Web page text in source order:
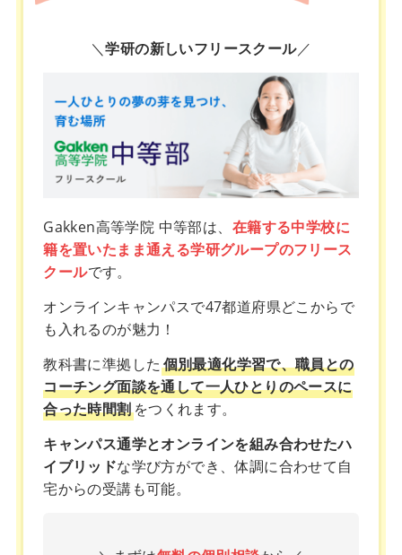
＼学研の新しいフリースクール／
Gakken高等学院 中等部は、 在籍する中学校に
籍を置いたまま通える学研グループのフリース
クールです。
オンラインキャンパスで47都道府県どこからで
も入れるのが魅力！
教科書に準拠した 個別最適化学習で、職員との
コーチング面談を通して一人ひとりのペースに
合った時間割をつくれます。
キャンパス通学とオンラインを組み合わせたハ
イブリッドな学び方ができ、体調に合わせて自
宅からの受講も可能。